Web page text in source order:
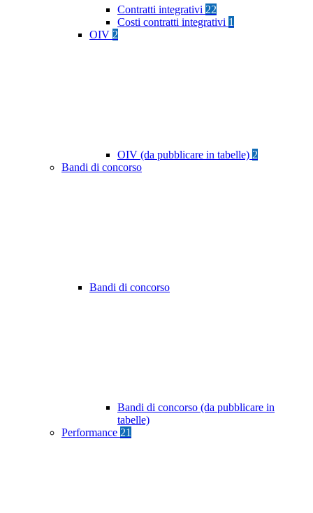
Contratti integrativi 22
Costi contratti integrativi 1
OIV 2
OIV (da pubblicare in tabelle) 2
Bandi di concorso
Bandi di concorso
Bandi di concorso (da pubblicare in
tabelle)
Performance 21